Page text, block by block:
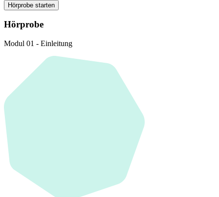
Hörprobe starten
Hörprobe
Modul 01 - Einleitung